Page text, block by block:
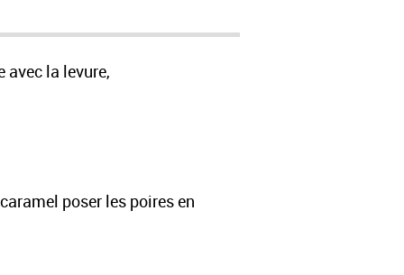
avec la levure,
poser les poires en